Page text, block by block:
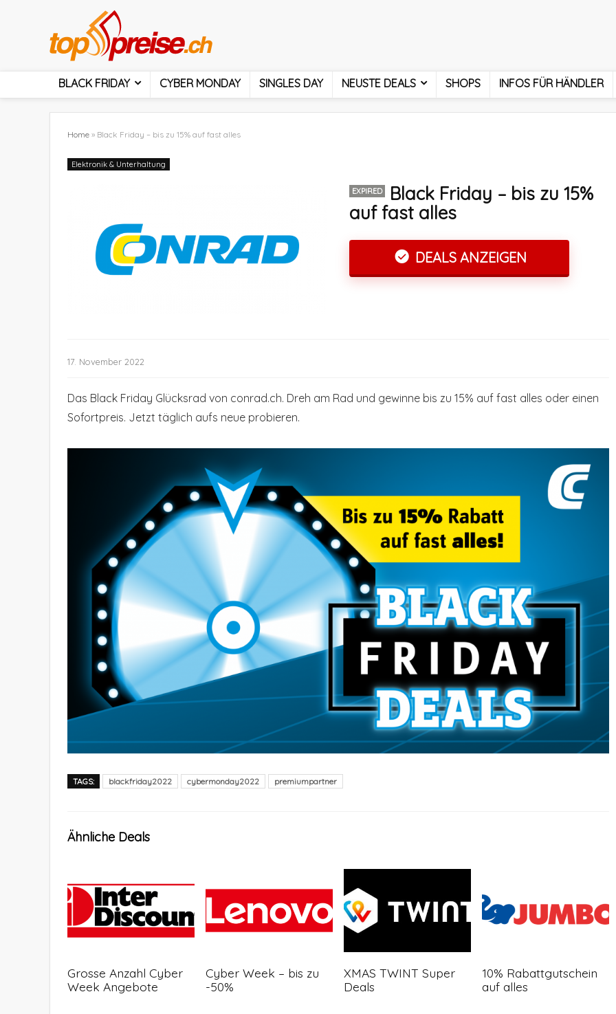
BLACK FRIDAY CYBER MONDAY SINGLES DAY NEUSTE DEALS SHOPS INFOS FÜR HÄNDLER
Home » Black Friday – bis zu 15% auf fast alles
Elektronik & Unterhaltung
EXPIRED
Black Friday – bis zu 15%
auf fast alles
DEALS ANZEIGEN
17. November 2022
Das Black Friday Glücksrad von conrad.ch. Dreh am Rad und gewinne bis zu 15% auf fast alles oder einen
Sofortpreis. Jetzt täglich aufs neue probieren.
TAGS: blackfriday2022 cybermonday2022 premiumpartner
Ähnliche Deals
Grosse Anzahl Cyber
Week Angebote
Cyber Week – bis zu
-50%
XMAS TWINT Super
Deals
10% Rabattgutschein
auf alles